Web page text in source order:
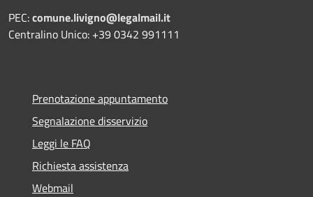
PEC:comune.livigno@legalmail.it
Centralino Unico: +39 0342 991111
Prenotazione appuntamento
Segnalazione disservizio
Leggi le FAQ
Richiesta assistenza
Webmail